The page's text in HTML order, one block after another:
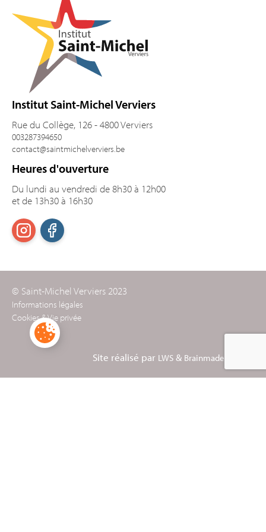
Institut Saint-Michel Verviers
Rue du Collège, 126 - 4800 Verviers
003287394650
contact@saintmichelverviers.be
Heures d'ouverture
Du lundi au vendredi de 8h30 à 12h00
et de 13h30 à 16h30
© Saint-Michel Verviers 2023
Informations légales
Cookies & Vie privée
Site réalisé par LWS & Brainmade Agency